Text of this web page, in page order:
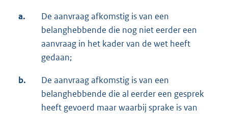
a.
De aanvraag afkomstig is van een
belanghebbende die nog niet eerder een
aanvraag in het kader van de wet heeft
gedaan;
b.
De aanvraag afkomstig is van een
belanghebbende die al eerder een gesprek
heeft gevoerd maar waarbij sprake is van